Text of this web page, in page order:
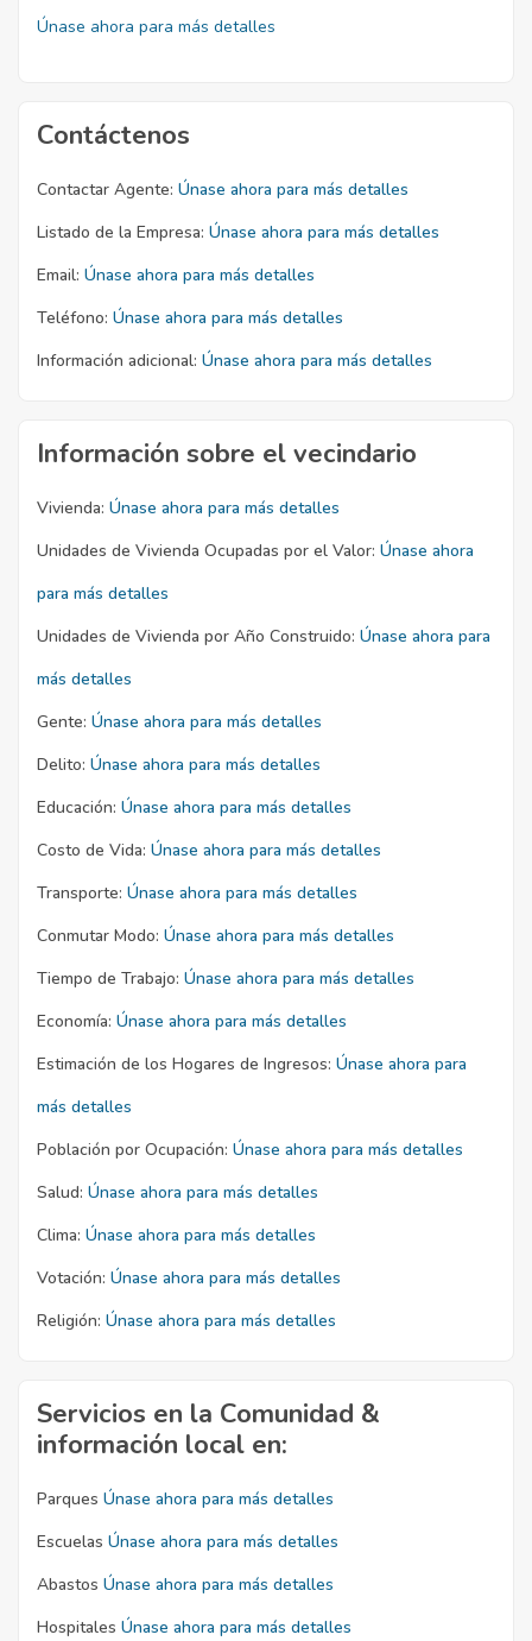
Únase ahora para más detalles
Contáctenos
Contactar Agente: Únase ahora para más detalles
Listado de la Empresa: Únase ahora para más detalles
Email: Únase ahora para más detalles
Teléfono: Únase ahora para más detalles
Información adicional: Únase ahora para más detalles
Información sobre el vecindario
Vivienda: Únase ahora para más detalles
Unidades de Vivienda Ocupadas por el Valor: Únase ahora
para más detalles
Unidades de Vivienda por Año Construido: Únase ahora para
más detalles
Gente: Únase ahora para más detalles
Delito: Únase ahora para más detalles
Educación: Únase ahora para más detalles
Costo de Vida: Únase ahora para más detalles
Transporte: Únase ahora para más detalles
Conmutar Modo: Únase ahora para más detalles
Tiempo de Trabajo: Únase ahora para más detalles
Economía: Únase ahora para más detalles
Estimación de los Hogares de Ingresos: Únase ahora para
más detalles
Población por Ocupación: Únase ahora para más detalles
Salud: Únase ahora para más detalles
Clima: Únase ahora para más detalles
Votación: Únase ahora para más detalles
Religión: Únase ahora para más detalles
Servicios en la Comunidad &
información local en:
Parques Únase ahora para más detalles
Escuelas Únase ahora para más detalles
Abastos Únase ahora para más detalles
Hospitales Únase ahora para más detalles